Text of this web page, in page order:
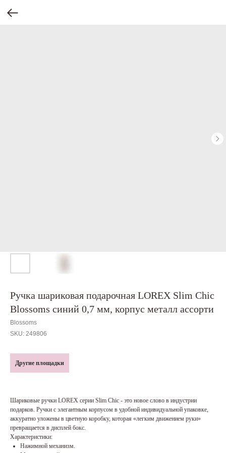
Ручка шариковая подарочная LOREX Slim Chic
Blossoms синий 0,7 мм, корпус металл ассорти
Blossoms
SKU: 249806
Другие площадки
Шариковые ручки LOREX серии Slim Chic - это новое слово в индустрии
подарков. Ручки с элегантным корпусом в удобной индивидуальной упаковке,
аккуратно уложены в цветную коробку, которая «легким движением руки»
превращается в дисплей бокс.
Характеристики:
Нажимной механизм.